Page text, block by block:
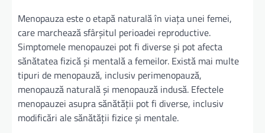
Menopauza este o etapă naturală în viața unei femei,
care marchează sfârșitul perioadei reproductive.
Simptomele menopauzei pot fi diverse și pot afecta
sănătatea fizică și mentală a femeilor. Există mai multe
tipuri de menopauză, inclusiv perimenopauză,
menopauză naturală și menopauză indusă. Efectele
menopauzei asupra sănătății pot fi diverse, inclusiv
modificări ale sănătății fizice și mentale.